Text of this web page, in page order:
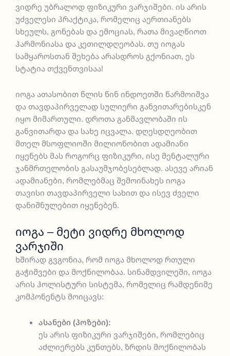
ვიდრე უბრალოდ ფიზიკური ვარჯიშები. ის არის
უძველესი პრაქტიკა, რომელიც აერთიანებს
სხეულს, გონებას და ემოციას, რათა მივაღწიოთ
ჰარმონიასა და კეთილდღეობას. თუ იოგას
სამყაროსთან შეხება არასდროს გქონიათ, ეს
სტატია თქვენთვისაა!
იოგა ათასობით წლის წინ ინდოეთში წარმოიშვა
და თავდაპირველად სულიერი განვითარებისკენ
იყო მიმართული. დროთა განმავლობაში ის
განვითარდა და სახე იცვალა. დღესდღეობით
მთელ მსოფლიოში მილიონობით ადამიანი
იყენებს მას როგორც ფიზიკური, ისე მენტალური
ჯანმრთელობის გასაუმჯობესებლად. ასევე არიან
ადამიანები, რომლებმაც შემოინახეს იოგა
თავისი თავდაპირველი სახით და ისევ ძველი
დანიშნულებით იყენებენ.
Იოგა – Მეტი Ვიდრე Მხოლოდ
Ვარჯიში
ხშირად გვგონია, რომ იოგა მხოლოდ რთული
გაჭიმვები და მოქნილობაა. სინამდვილეში, იოგა
არის ჰოლისტური სისტემა, რომელიც რამდენიმე
კომპონენტს მოიცავს:
ასანები (პოზები):
ეს არის ფიზიკური ვარჯიშები, რომლებიც
აძლიერებს კუნთებს, ზრდის მოქნილობას